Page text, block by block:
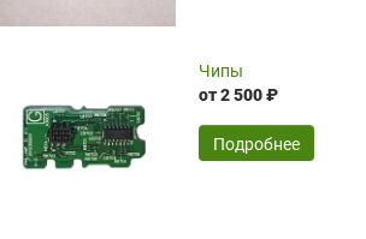
16.04.2026
Чипы
от 2 500 ₽
Подробнее